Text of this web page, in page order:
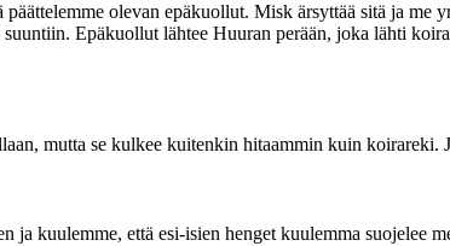
olevan epäkuollut. Misk ärsyttää sitä ja me
Epäkuollut lähtee Huuran perään, joka lähti
mutta se kulkee kuitenkin hitaammin kuin koirareki.
kuulemme, että esi-isien henget kuulemma suojelee